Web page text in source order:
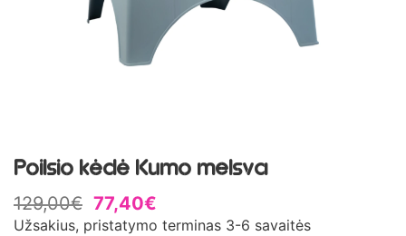
Poilsio kėdė Kumo melsva
129,00€ 77,40€
Užsakius, pristatymo terminas 3-6 savaitės